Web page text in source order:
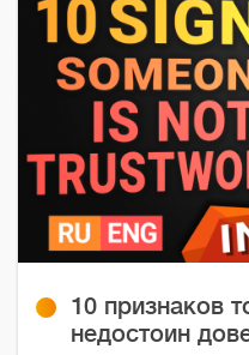
10 признаков
недостоин